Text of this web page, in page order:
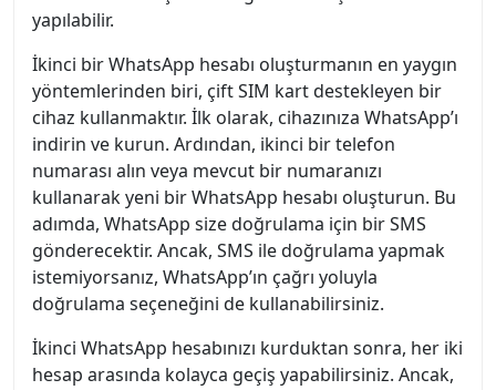
yapılabilir.
İkinci bir WhatsApp hesabı oluşturmanın en yaygın
yöntemlerinden biri, çift SIM kart destekleyen bir
cihaz kullanmaktır. İlk olarak, cihazınıza WhatsApp’ı
indirin ve kurun. Ardından, ikinci bir telefon
numarası alın veya mevcut bir numaranızı
kullanarak yeni bir WhatsApp hesabı oluşturun. Bu
adımda, WhatsApp size doğrulama için bir SMS
gönderecektir. Ancak, SMS ile doğrulama yapmak
istemiyorsanız, WhatsApp’ın çağrı yoluyla
doğrulama seçeneğini de kullanabilirsiniz.
İkinci WhatsApp hesabınızı kurduktan sonra, her iki
hesap arasında kolayca geçiş yapabilirsiniz. Ancak,